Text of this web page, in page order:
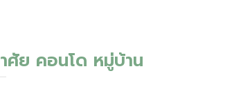
ศัย คอนโด หมู่บ้าน